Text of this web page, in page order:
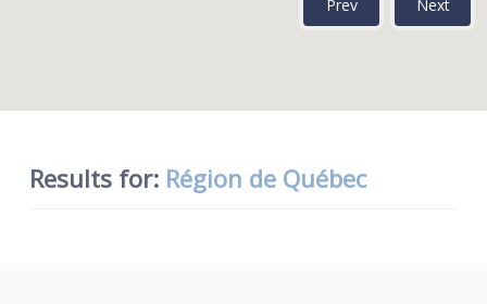
Prev Next
Results for: Région de Québec